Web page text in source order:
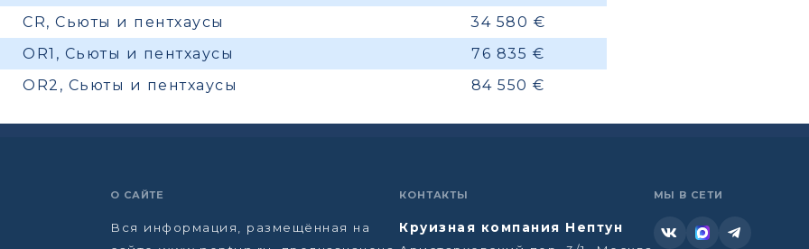
CR, Сьюты и пентхаусы
34 580 €
OR1, Сьюты и пентхаусы
76 835 €
OR2, Сьюты и пентхаусы
84 550 €
О САЙТЕ
Вся информация, размещённая на
КОНТАКТЫ
Круизная компания Нептун
МЫ В СЕТИ